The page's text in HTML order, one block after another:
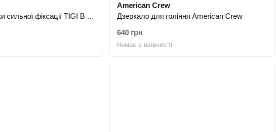
Гель для укладки сильної фіксації TIGI B For Men Power 200 мл
American Crew
Дзеркало для гоління American Crew
640 грн
Немає в наявності